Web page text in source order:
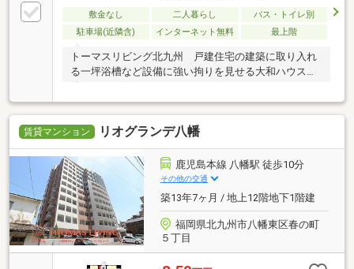
敷金なし 二人暮らし
バス・トイレ別
駐車場(近隣含)
インターネット無料 最上階
トーマスリビング北九州 戸建住宅の建築に取り入れ
る一坪浴槽など設備に強い拘りを見せる大和ハウス物
賃貸マンション リオグランデ八幡
鹿児島本線 八幡駅 徒歩10分
その他の交通
築13年7ヶ月 / 地上12階地下1階建
福岡県北九州市八幡東区春の町
５丁目